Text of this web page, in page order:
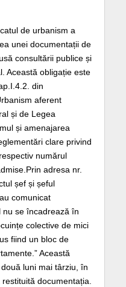
de urbanism a
unei documentații de
consultării publice și
Această obligație este
din
aferent
și de Legea
și amenajarea
clare privind
numărul
adresa nr.
șef și șeful
comunicat
nu se încadrează în
colective de mici
fiind un bloc de
Această
luni mai târziu, în
documentația.